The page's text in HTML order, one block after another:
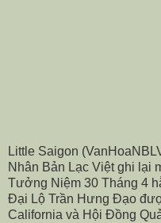
Little Saigon
Nhân Bản Lạc Việt ghi lại
Tưởng Niệm 30 Tháng 4
Đại Lộ Trần Hưng Đạo
California và Hội Đồng